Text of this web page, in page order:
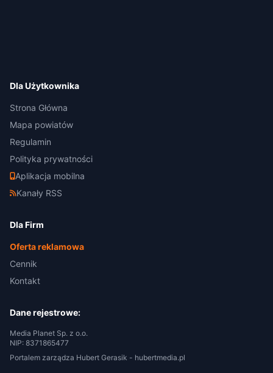
Dla Użytkownika
Strona Główna
Mapa powiatów
Regulamin
Polityka prywatności
Aplikacja mobilna
Kanały RSS
Dla Firm
Oferta reklamowa
Cennik
Kontakt
Dane rejestrowe:
Media Planet Sp. z o.o.
NIP: 8371865477
Portalem zarządza Hubert Gerasik - hubertmedia.pl